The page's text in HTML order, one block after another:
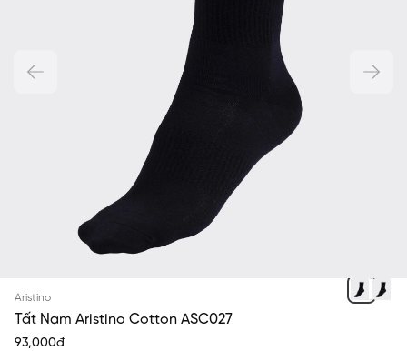
Aristino
Tất Nam Aristino Cotton ASC027
93,000đ